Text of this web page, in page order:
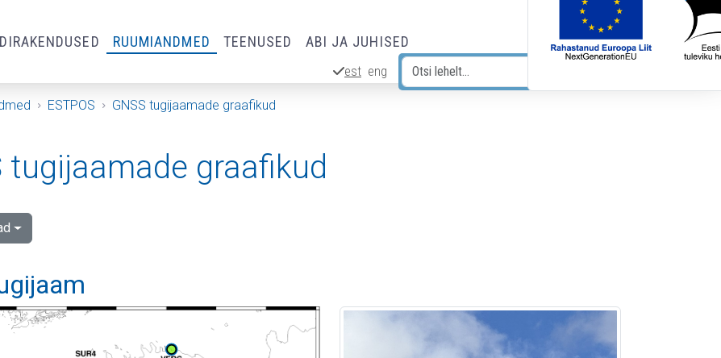
RUUMIANDMED TEENUSED ABI JA JUHISED
est eng
ESTPOS GNSS tugijaamade graafikud
tugijaamade graafikud